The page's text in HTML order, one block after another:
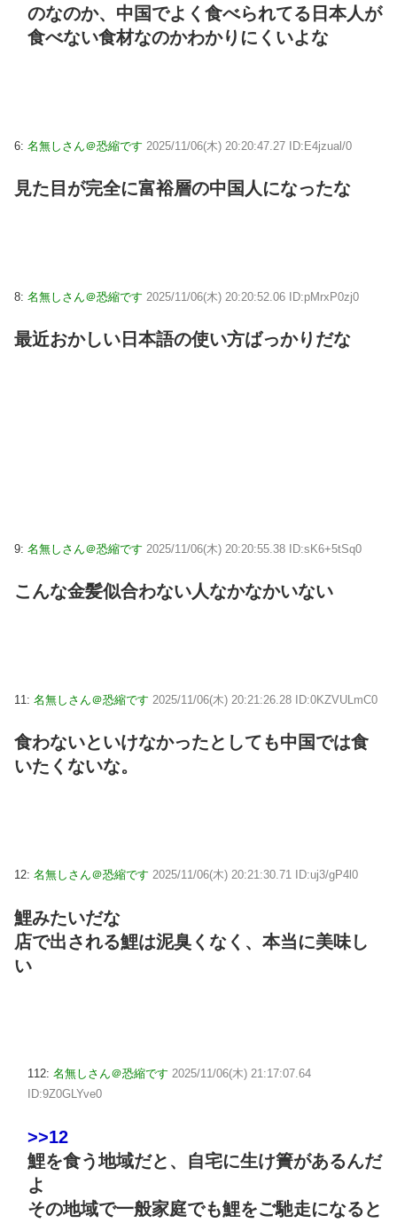
のなのか、中国でよく食べられてる日本人が
食べない食材なのかわかりにくいよな
6: 名無しさん＠恐縮です 2025/11/06(木) 20:20:47.27 ID:E4jzual/0
見た目が完全に富裕層の中国人になったな
8: 名無しさん＠恐縮です 2025/11/06(木) 20:20:52.06 ID:pMrxP0zj0
最近おかしい日本語の使い方ばっかりだな
9: 名無しさん＠恐縮です 2025/11/06(木) 20:20:55.38 ID:sK6+5tSq0
こんな金髪似合わない人なかなかいない
11: 名無しさん＠恐縮です 2025/11/06(木) 20:21:26.28 ID:0KZVULmC0
食わないといけなかったとしても中国では食
いたくないな。
12: 名無しさん＠恐縮です 2025/11/06(木) 20:21:30.71 ID:uj3/gP4l0
鯉みたいだな
店で出される鯉は泥臭くなく、本当に美味し
い
112: 名無しさん＠恐縮です 2025/11/06(木) 21:17:07.64
ID:9Z0GLYve0
>>12
鯉を食う地域だと、自宅に生け簀があるんだ
よ
その地域で一般家庭でも鯉をご馳走になると